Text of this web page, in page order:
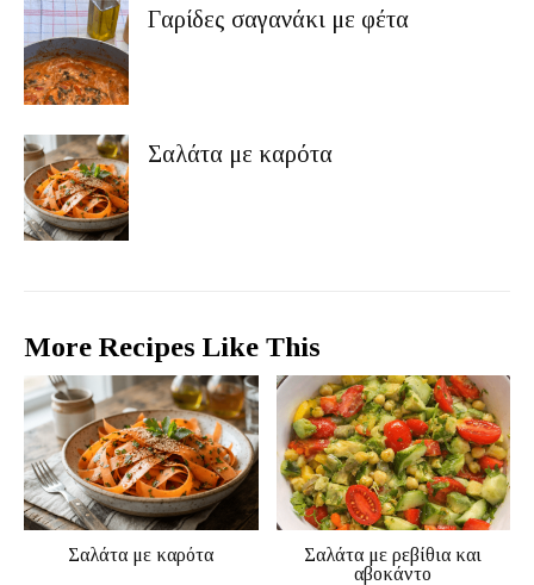
Γαρίδες σαγανάκι με φέτα
Σαλάτα με καρότα
More Recipes Like This
Σαλάτα με καρότα
Σαλάτα με ρεβίθια και
αβοκάντο